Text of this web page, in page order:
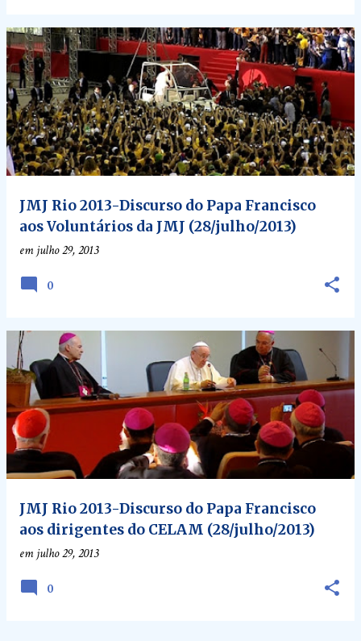
JMJ Rio 2013-Discurso do Papa Francisco
aos Voluntários da JMJ (28/julho/2013)
emjulho 29, 2013
0
JMJ Rio 2013-Discurso do Papa Francisco
aos dirigentes do CELAM (28/julho/2013)
emjulho 29, 2013
0